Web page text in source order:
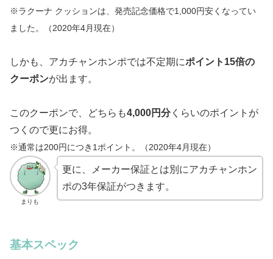
※ラクーナ クッションは、発売記念価格で1,000円安くなってい
ました。（2020年4月現在）
しかも、アカチャンホンポでは不定期にポイント15倍の
クーポンが出ます。
このクーポンで、どちらも4,000円分くらいのポイントが
つくので更にお得。
※通常は200円につき1ポイント。（2020年4月現在）
まりも
更に、メーカー保証とは別にアカチャンホン
ポの3年保証がつきます。
基本スペック